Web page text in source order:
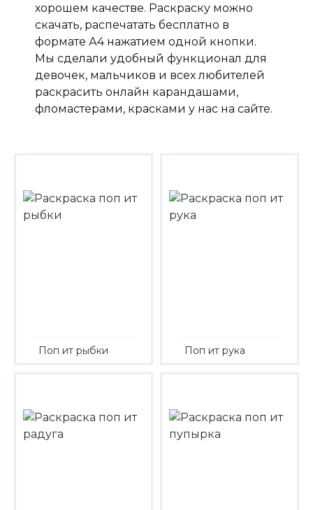
хорошем качестве. Раскраску можно
скачать, распечатать бесплатно в
формате А4 нажатием одной кнопки.
Мы сделали удобный функционал для
девочек, мальчиков и всех любителей
раскрасить онлайн карандашами,
фломастерами, красками у нас на сайте.
Поп ит рыбки Поп ит рука